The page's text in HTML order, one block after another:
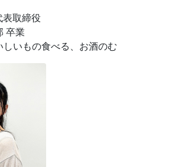
表取締役
卒業
しいもの食べる、お酒のむ